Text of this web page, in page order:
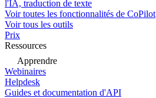
l'IA, traduction de texte
Voir toutes les fonctionnalités de CoPilot
Voir tous les outils
Prix
Ressources
Apprendre
Webinaires
Helpdesk
Guides et documentation d'API